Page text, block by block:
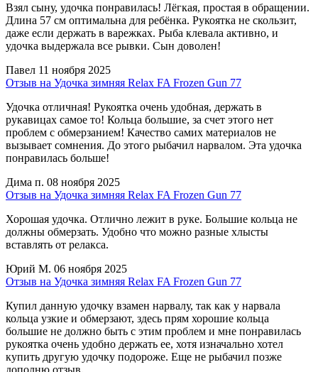
Взял сыну, удочка понравилась! Лёгкая, простая в обращении.
Длина 57 см оптимальна для ребёнка. Рукоятка не скользит,
даже если держать в варежках. Рыба клевала активно, и
удочка выдержала все рывки. Сын доволен!
Павел 11 ноября 2025
Отзыв на Удочка зимняя Relax FA Frozen Gun 77
Удочка отличная! Рукоятка очень удобная, держать в
рукавицах самое то! Кольца большие, за счет этого нет
проблем с обмерзанием! Качество самих материалов не
вызывает сомнения. До этого рыбачил нарвалом. Эта удочка
понравилась больше!
Дима п. 08 ноября 2025
Отзыв на Удочка зимняя Relax FA Frozen Gun 77
Хорошая удочка. Отлично лежит в руке. Большие кольца не
должны обмерзать. Удобно что можно разные хлысты
вставлять от релакса.
Юрий М. 06 ноября 2025
Отзыв на Удочка зимняя Relax FA Frozen Gun 77
Купил данную удочку взамен нарвалу, так как у нарвала
кольца узкие и обмерзают, здесь прям хорошие кольца
большие не должно быть с этим проблем и мне понравилась
рукоятка очень удобно держать ее, хотя изначально хотел
купить другую удочку подороже. Еще не рыбачил позже
дополню отзыв.